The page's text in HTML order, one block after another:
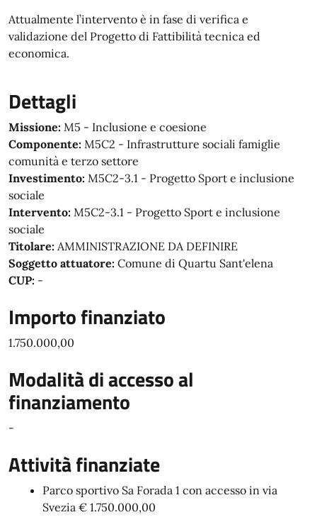
Attualmente l’intervento è in fase di verifica e
validazione del Progetto di Fattibilità tecnica ed
economica.
Dettagli
Missione: M5 - Inclusione e coesione
Componente: M5C2 - Infrastrutture sociali famiglie
comunità e terzo settore
Investimento: M5C2-3.1 - Progetto Sport e inclusione
sociale
Intervento: M5C2-3.1 - Progetto Sport e inclusione
sociale
Titolare: AMMINISTRAZIONE DA DEFINIRE
Soggetto attuatore: Comune di Quartu Sant'elena
CUP: -
Importo finanziato
1.750.000,00
Modalità di accesso al
finanziamento
-
Attività finanziate
Parco sportivo Sa Forada 1 con accesso in via
Svezia € 1.750.000,00